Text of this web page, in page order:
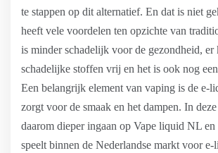
te stappen op dit alternatief. En dat is niet
heeft vele voordelen ten opzichte van
is minder schadelijk voor de gezondheid, er
schadelijke stoffen vrij en het is ook nog
Een belangrijk element van vaping is de e-
zorgt voor de smaak en het dampen. In
daarom dieper ingaan op Vape liquid NL
speelt binnen de Nederlandse markt voor e-